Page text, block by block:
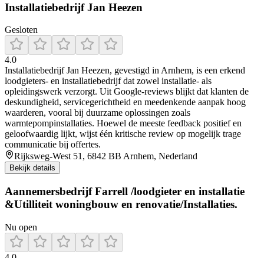
Installatiebedrijf Jan Heezen
Gesloten
4.0
Installatiebedrijf Jan Heezen, gevestigd in Arnhem, is een erkend
loodgieters- en installatiebedrijf dat zowel installatie- als
opleidingswerk verzorgt. Uit Google-reviews blijkt dat klanten de
deskundigheid, servicegerichtheid en meedenkende aanpak hoog
waarderen, vooral bij duurzame oplossingen zoals
warmtepompinstallaties. Hoewel de meeste feedback positief en
geloofwaardig lijkt, wijst één kritische review op mogelijk trage
communicatie bij offertes.
Rijksweg-West 51, 6842 BB Arnhem, Nederland
Bekijk details
Aannemersbedrijf Farrell /loodgieter en installatie
&Utilliteit woningbouw en renovatie/Installaties.
Nu open